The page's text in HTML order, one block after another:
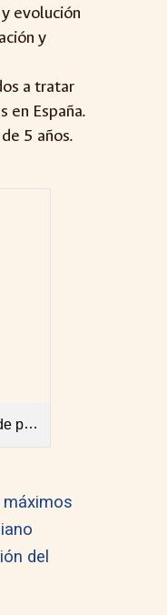
evolución
y
a tratar
en España.
5 años.
del impacto.pdf
máximos
del